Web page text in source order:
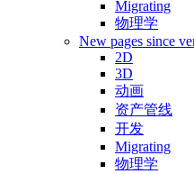
Migrating
物理学
New pages since
2D
3D
动画
资产管线
开发
Migrating
物理学